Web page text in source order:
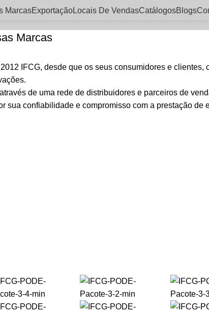
MarcasExportaçãoLocais De VendasCatálogosBlogs
Marcas
IFCG, desde que os seus consumidores e clientes,
de uma rede de distribuidores e parceiros de
confiabilidade e compromisso com a prestação de